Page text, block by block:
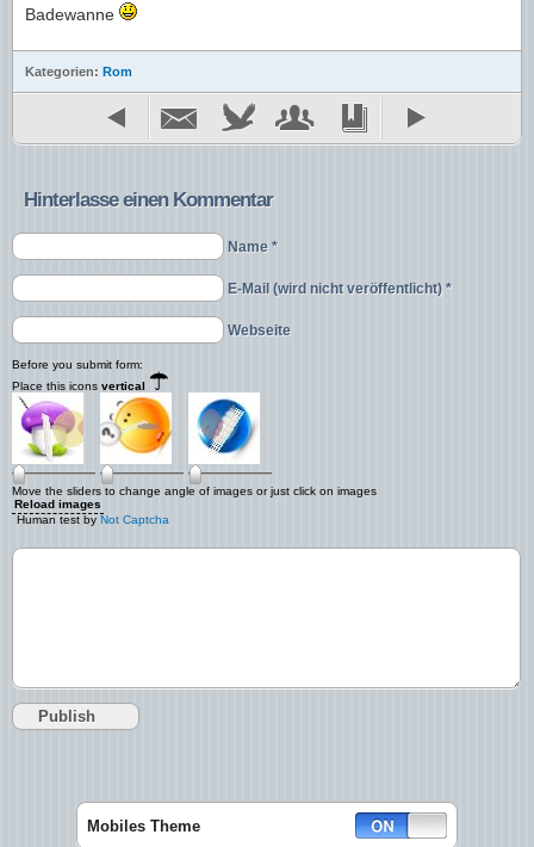
Badewanne
Kategorien: Rom
Hinterlasse einen Kommentar
Name *
E-Mail (wird nicht veröffentlicht) *
Webseite
Before you submit form:
Place this icons vertical
Move the sliders to change angle of images or just click on images
Reload images
Human test by Not Captcha
Mobiles Theme